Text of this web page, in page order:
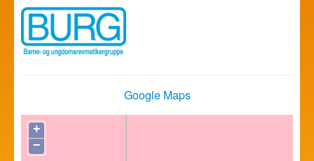
Google Maps
+
−